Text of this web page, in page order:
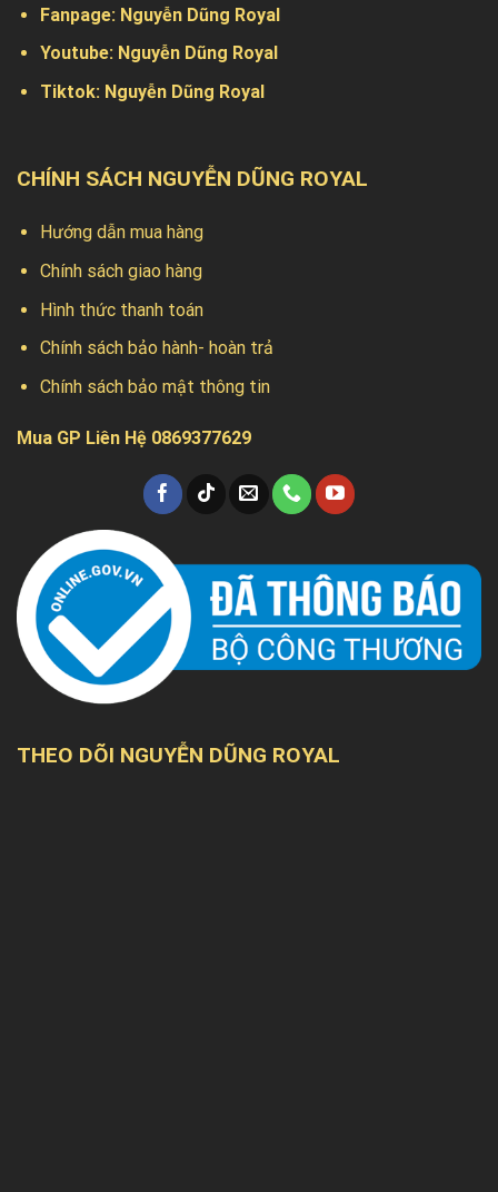
Fanpage: Nguyễn Dũng Royal
Youtube: Nguyễn Dũng Royal
Tiktok: Nguyễn Dũng Royal
CHÍNH SÁCH NGUYỄN DŨNG ROYAL
Hướng dẫn mua hàng
Chính sách giao hàng
Hình thức thanh toán
Chính sách bảo hành- hoàn trả
Chính sách bảo mật thông tin
Mua GP Liên Hệ 0869377629
THEO DÕI NGUYỄN DŨNG ROYAL